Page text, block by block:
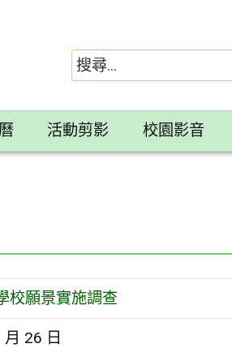
活動剪影 校園影音
校願景實施調查
26 日